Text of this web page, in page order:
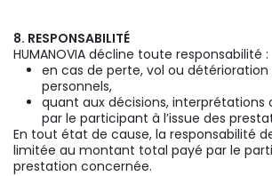
8. RESPONSABILITÉ
HUMANOVIA décline toute responsabilité :
en cas de perte, vol ou détérioration
personnels,
quant aux décisions, interprétations
par le participant à l’issue des
En tout état de cause, la responsabilité de
limitée au montant total payé par le
prestation concernée.